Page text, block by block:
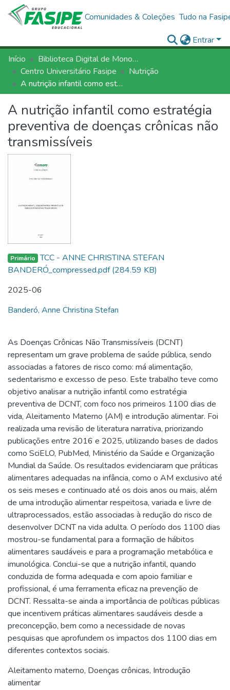
Comunidades & Coleções Tudo na
Entrar
Início
Biblioteca Digital de Monografias - BDM/FASIPE
Centro Universitário Fasipe
Nutrição
A nutrição infantil como estratégia preventiva de doenças crônicas não transmissíveis
A nutrição infantil como estratégia
preventiva de doenças crônicas não
transmissíveis
Primário TCC - ANNE CHRISTINA STEFAN
BANDERÓ_compressed.pdf(284.59 KB)
2025-06
Banderó, Anne Christina Stefan
As Doenças Crônicas Não Transmissíveis (DCNT)
representam um grave problema de saúde pública, sendo
associadas a fatores de risco como: má alimentação,
sedentarismo e excesso de peso. Este trabalho teve como
objetivo analisar a nutrição infantil como estratégia
preventiva de DCNT, com foco nos primeiros 1100 dias de
vida, Aleitamento Materno (AM) e introdução alimentar. Foi
realizada uma revisão de literatura narrativa, priorizando
publicações entre 2016 e 2025, utilizando bases de dados
como SciELO, PubMed, Ministério da Saúde e Organização
Mundial da Saúde. Os resultados evidenciaram que práticas
alimentares adequadas na infância, como o AM exclusivo até
os seis meses e continuado até os dois anos ou mais, além
de uma introdução alimentar respeitosa, variada e livre de
ultraprocessados, estão associadas à redução do risco de
desenvolver DCNT na vida adulta. O período dos 1100 dias
mostrou-se fundamental para a formação de hábitos
alimentares saudáveis e para a programação metabólica e
imunológica. Conclui-se que a nutrição infantil, quando
conduzida de forma adequada e com apoio familiar e
profissional, é uma ferramenta eficaz na prevenção de
DCNT. Ressalta-se ainda a importância de políticas públicas
que incentivem práticas alimentares saudáveis desde a
preconcepção, bem como a necessidade de novas
pesquisas que aprofundem os impactos dos 1100 dias em
diferentes contextos sociais.
Aleitamento materno, Doenças crônicas, Introdução
alimentar